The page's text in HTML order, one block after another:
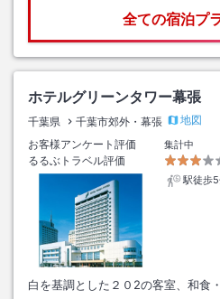
全ての宿泊プ
ホテルグリーンタワー幕張
千葉県 千葉市郊外・幕張
地図
お客様アンケート評価
集計中
るるぶトラベル評価
駅徒歩
白を基調とした２０2の客室、和食